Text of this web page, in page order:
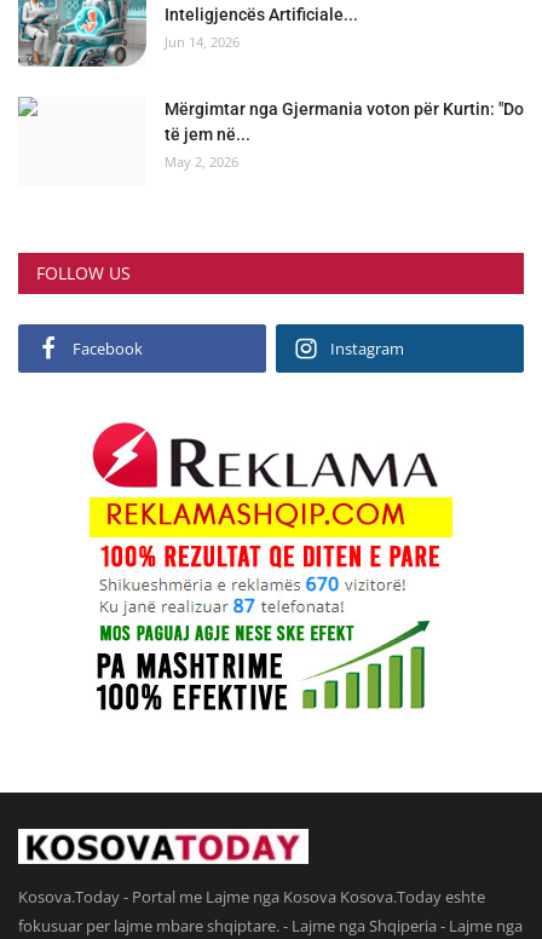
Inteligjencës Artificiale...
Jun 14, 2026
Mërgimtar nga Gjermania voton për Kurtin: "Do
të jem në...
May 2, 2026
FOLLOW US
Facebook Instagram
Kosova.Today - Portal me Lajme nga Kosova Kosova.Today eshte
fokusuar per lajme mbare shqiptare. - Lajme nga Shqiperia - Lajme nga